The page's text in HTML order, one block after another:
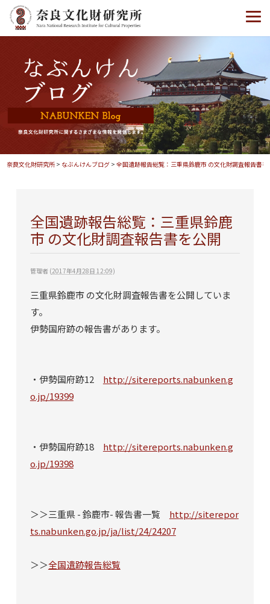
奈良文化財研究所 > なぶんけんブログ >全国遺跡報告総覧：三重県鈴鹿市 の文化財調査報告書を
全国遺跡報告総覧：三重県鈴鹿
市 の文化財調査報告書を公開
管理者(2017年4月28日 12:09)
三重県鈴鹿市 の文化財調査報告書を公開していま
す。
伊勢国府跡の報告書があります。
・伊勢国府跡12 http://sitereports.nabunken.g
o.jp/19399
・伊勢国府跡18 http://sitereports.nabunken.g
o.jp/19398
＞＞三重県 - 鈴鹿市- 報告書一覧 http://siterepor
ts.nabunken.go.jp/ja/list/24/24207
＞＞全国遺跡報告総覧